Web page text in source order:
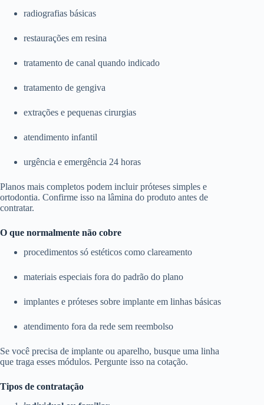
radiografias básicas
restaurações em resina
tratamento de canal quando indicado
tratamento de gengiva
extrações e pequenas cirurgias
atendimento infantil
urgência e emergência 24 horas
Planos mais completos podem incluir próteses simples e
ortodontia. Confirme isso na lâmina do produto antes de
contratar.
O que normalmente não cobre
procedimentos só estéticos como clareamento
materiais especiais fora do padrão do plano
implantes e próteses sobre implante em linhas básicas
atendimento fora da rede sem reembolso
Se você precisa de implante ou aparelho, busque uma linha
que traga esses módulos. Pergunte isso na cotação.
Tipos de contratação